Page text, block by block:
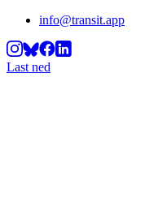
info@transit.app
Last ned